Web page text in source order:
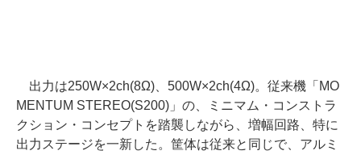
出力は250W×2ch(8Ω)、500W×2ch(4Ω)。従来機「MO
MENTUM STEREO(S200)」の、ミニマム・コンストラ
クション・コンセプトを踏襲しながら、増幅回路、特に
出力ステージを一新した。筐体は従来と同じで、アルミ